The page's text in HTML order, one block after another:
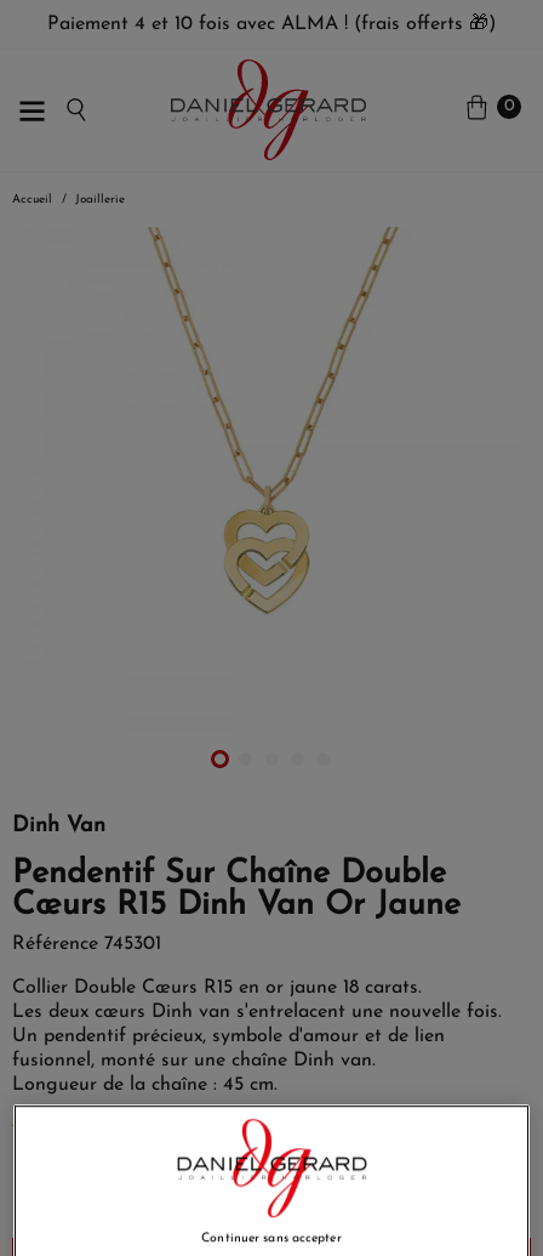
Paiement 4 et 10 fois avec ALMA ! (frais offerts 🎁)
0
Accueil Joaillerie
Dinh Van
Pendentif Sur Chaîne Double
Cœurs R15 Dinh Van Or Jaune
Référence 745301
Collier Double Cœurs R15 en or jaune 18 carats.
Les deux cœurs Dinh van s'entrelacent une nouvelle fois.
Un pendentif précieux, symbole d'amour et de lien
fusionnel, monté sur une chaîne Dinh van.
Longueur de la chaîne : 45 cm.
Payez seulement 340 € aujourd'hui
Continuer sans accepter